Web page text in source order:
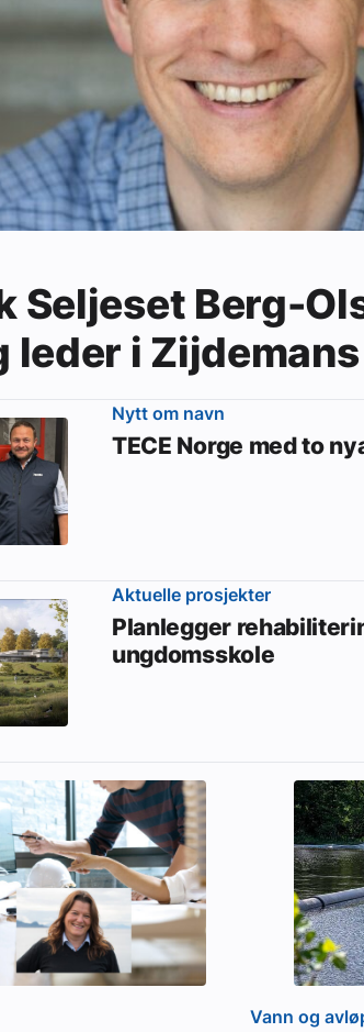
Seljeset Berg-
leder i
Nytt om navn
TECE Norge med to
Aktuelle prosjekter
Planlegger
ungdomsskole
Vann og